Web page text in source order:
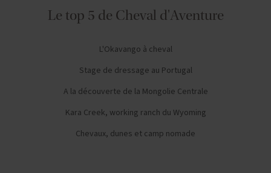
Le top 5 de Cheval d'Aventure
L'Okavango à cheval
Stage de dressage au Portugal
A la découverte de la Mongolie Centrale
Kara Creek, working ranch du Wyoming
Chevaux, dunes et camp nomade